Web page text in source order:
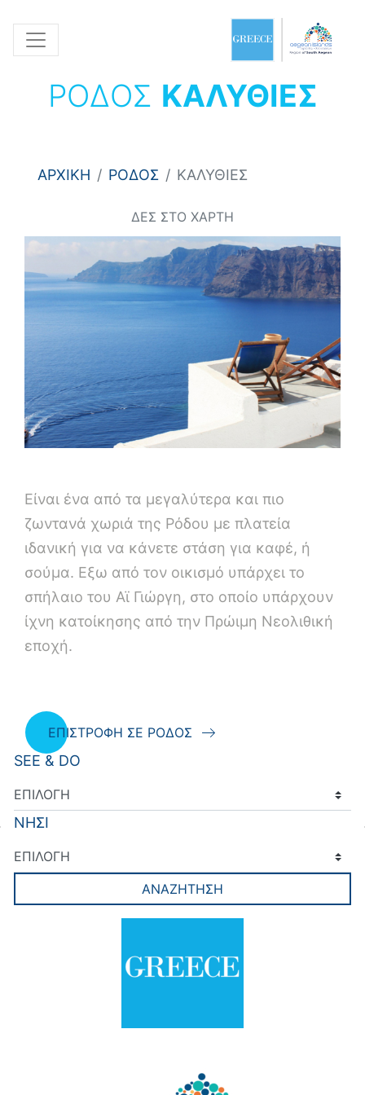
ΡΟΔΟΣ ΚΑΛΥΘΙΕΣ
ΑΡΧΙΚΗ ΡΟΔΟΣ ΚΑΛΥΘΙΕΣ
ΔΕΣ ΣΤΟ ΧΑΡΤΗ
Είναι ένα από τα μεγαλύτερα και πιο
ζωντανά χωριά της Ρόδου με πλατεία
ιδανική για να κάνετε στάση για καφέ, ή
σούμα. Εξω από τον οικισμό υπάρχει το
σπήλαιο του Αϊ Γιώργη, στο οποίο υπάρχουν
ίχνη κατοίκησης από την Πρώιμη Νεολιθική
εποχή.
ΕΠΙΣΤΡΟΦΗ ΣΕ ΡΟΔΟΣ
SEE & DO
ΝΗΣΙ